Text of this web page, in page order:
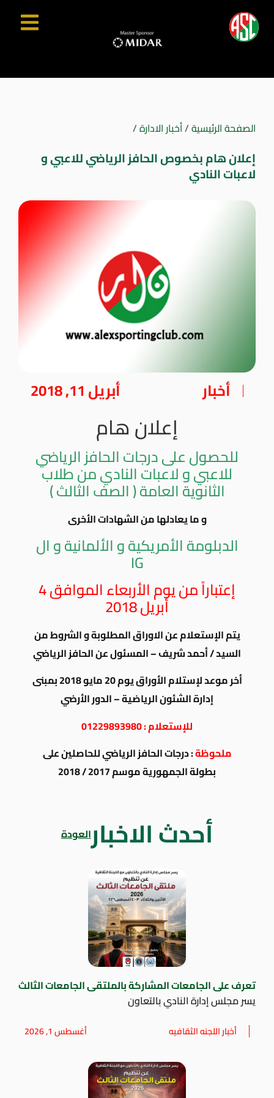
الصفحة الرئيسية/أخبار الادارة/
إعلان هام بخصوص الحافز الرياضي للاعبي و
لاعبات النادي
أخبار أبريل 11, 2018
إعلان هام
للحصول على درجات الحافز الرياضي
للاعبي و لاعبات النادي من طلاب
الثانوية العامة ( الصف الثالث )
و ما يعادلها من الشهادات الأخرى
الدبلومة الأمريكية و الألمانية و ال
IG
إعتباراً من يوم الأربعاء الموافق 4
أبريل 2018
يتم الإستعلام عن الاوراق المطلوبة و الشروط من
السيد / أحمد شريف – المسئول عن الحافز الرياضي
أخر موعد لإستلام الأوراق يوم 20 مايو 2018 بمبنى
إدارة الشئون الرياضية – الدور الأرضي
للإستعلام : 01229893980
ملحوظة: درجات الحافز الرياضي للحاصلين على
بطولة الجمهورية موسم 2017 / 2018
أحدث الاخبارالعودة
تعرف على الجامعات المشاركة بالملتقى الجامعات الثالث
يسر مجلس إدارة النادي بالتعاون
أخبار اللجنه الثقافيه أغسطس 1, 2026